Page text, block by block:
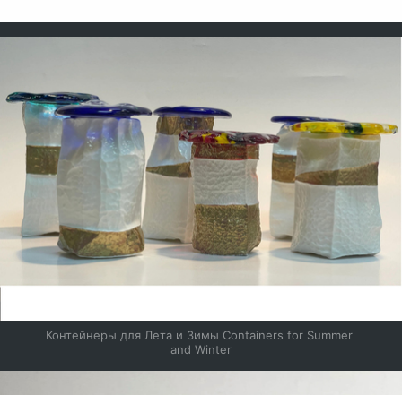
Контейнеры для Лета и Зимы Containers for Summer
and Winter